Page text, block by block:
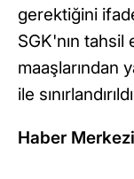
gerektiğini
SGK'nın
maaşlarından
ile
Haber Merkezi